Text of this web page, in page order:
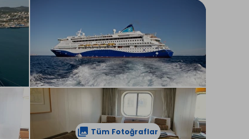
Tüm Fotoğraflar